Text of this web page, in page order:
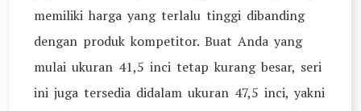
memiliki harga yang terlalu tinggi dibanding
dengan produk kompetitor. Buat Anda yang
mulai ukuran 41,5 inci tetap kurang besar, seri
ini juga tersedia didalam ukuran 47,5 inci, yakni